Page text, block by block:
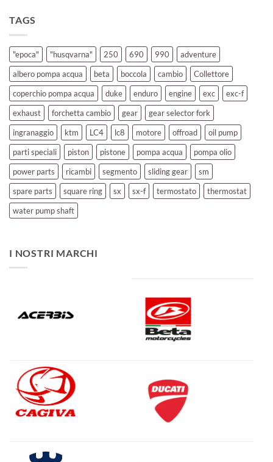
TAGS
"epoca" "husqvarna" 250 690 990
adventure
albero pompa acqua
beta boccola cambio
Collettore
coperchio pompa acqua
duke enduro engine exc
exc-f
exhaust
forchetta cambio gear
gear selector fork
ingranaggio
ktm LC4 lc8 motore offroad
oil pump
parti speciali
piston pistone pompa acqua
pompa olio
power parts
ricambi segmento sliding gear
sm
spare parts
square ring sx sx-f termostato
thermostat
water pump shaft
I NOSTRI MARCHI